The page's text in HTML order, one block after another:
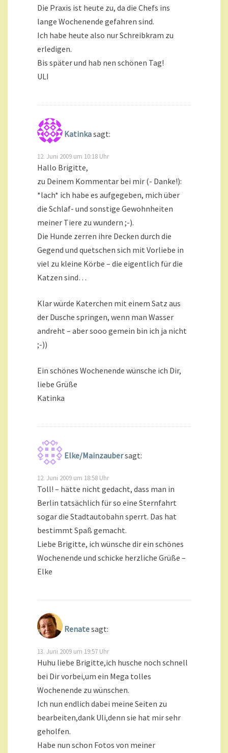
Die Praxis ist heute zu, da die Chefs ins
lange Wochenende gefahren sind.
Ich habe heute also nur Schreibkram zu
erledigen.
Bis später und hab nen schönen Tag!
ULI
Katinkasagt:
12. Juni 2009 um 10:18 Uhr
Hallo Brigitte,
zu Deinem Kommentar bei mir (- Danke!):
*lach* ich habe es aufgegeben, mich über
die Schlaf- und sonstige Gewohnheiten
meiner Tiere zu wundern ;-).
Die Hunde zerren ihre Decken durch die
Gegend und quetschen sich mit Vorliebe in
viel zu kleine Körbe – die eigentlich für die
Katzen sind…
Klar würde Katerchen mit einem Satz aus
der Dusche springen, wenn man Wasser
andreht – aber sooo gemein bin ich ja nicht
;-))
Ein schönes Wochenende wünsche ich Dir,
liebe Grüße
Katinka
Elke/Mainzaubersagt:
12. Juni 2009 um 18:58 Uhr
Toll! – hätte nicht gedacht, dass man in
Berlin tatsächlich für so eine Sternfahrt
sogar die Stadtautobahn sperrt. Das hat
bestimmt Spaß gemacht.
Liebe Brigitte, ich wünsche dir ein schönes
Wochenende und schicke herzliche Grüße –
Elke
Renatesagt:
13. Juni 2009 um 19:57 Uhr
Huhu liebe Brigitte,ich husche noch schnell
bei Dir vorbei,um ein Mega tolles
Wochenende zu wünschen.
Ich nun endlich dabei meine Seiten zu
bearbeiten,dank Uli,denn sie hat mir sehr
geholfen.
Habe nun schon Fotos von meiner